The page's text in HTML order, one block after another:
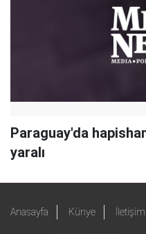
Paraguay'da
yaralı
Anasayfa Künye İletişim